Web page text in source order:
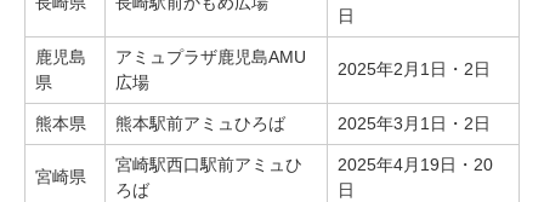
日
鹿児島
県
アミュプラザ鹿児島AMU
広場
2025年2月1日・2日
熊本県 熊本駅前アミュひろば 2025年3月1日・2日
宮崎県
宮崎駅西口駅前アミュひ
ろば
2025年4月19日・20
日